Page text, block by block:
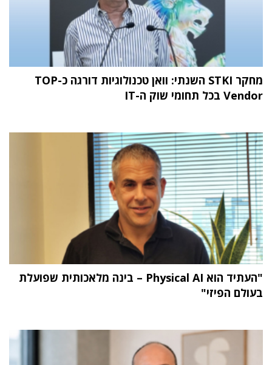
מחקר STKI השנתי: וואן טכנולוגיות דורגה כ-TOP
Vendor בכל תחומי שוק ה-IT
"העתיד הוא Physical AI – בינה מלאכותית שפועלת
בעולם הפיזי"